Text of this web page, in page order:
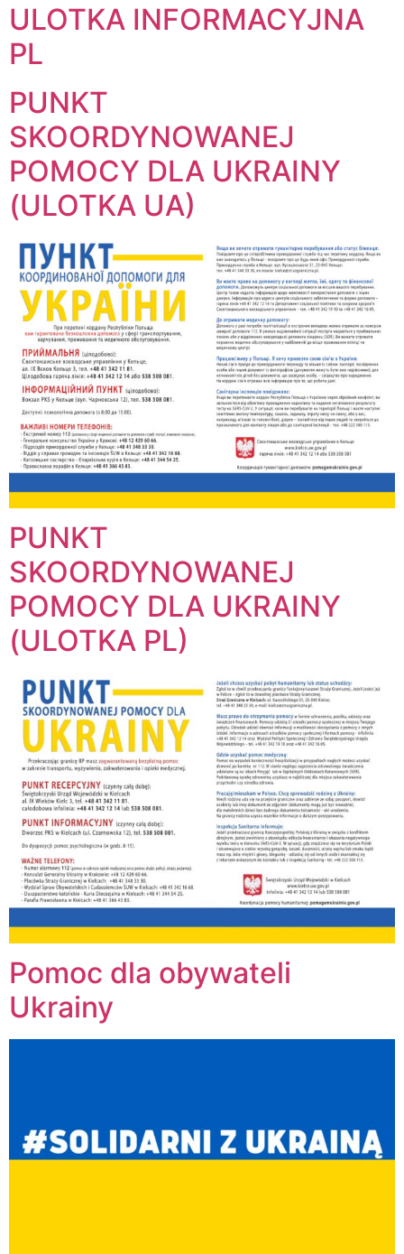
ULOTKA INFORMACYJNA
PL
PUNKT
SKOORDYNOWANEJ
POMOCY DLA UKRAINY
(ULOTKA UA)
PUNKT
SKOORDYNOWANEJ
POMOCY DLA UKRAINY
(ULOTKA PL)
Pomoc dla obywateli
Ukrainy